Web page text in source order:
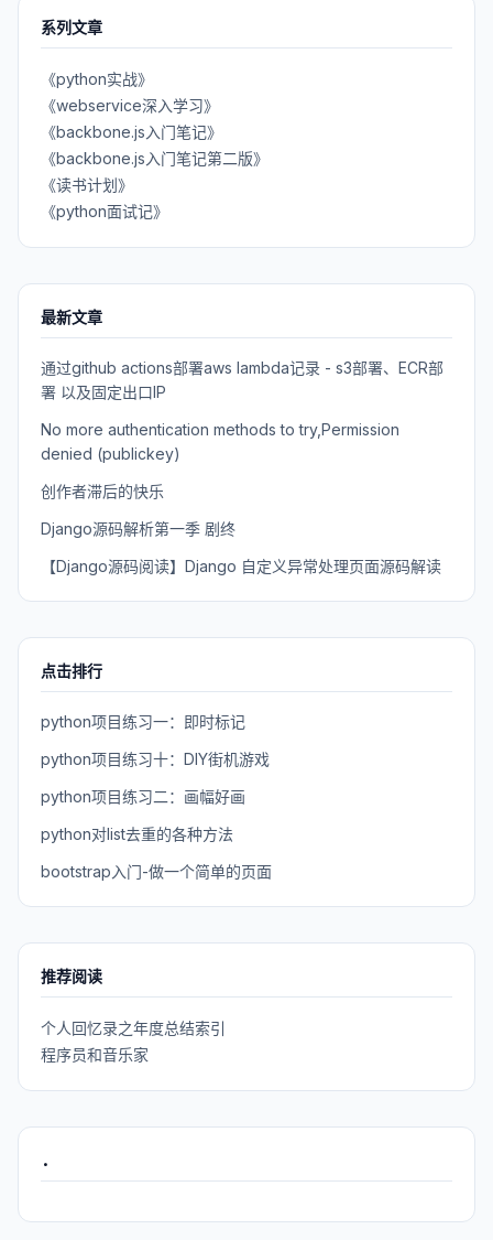
系列文章
《python实战》
《webservice深入学习》
《backbone.js入门笔记》
《backbone.js入门笔记第二版》
《读书计划》
《python面试记》
最新文章
通过github actions部署aws lambda记录 - s3部署、ECR部
署 以及固定出口IP
No more authentication methods to try,Permission
denied (publickey)
创作者滞后的快乐
Django源码解析第一季 剧终
【Django源码阅读】Django 自定义异常处理页面源码解读
点击排行
python项目练习一：即时标记
python项目练习十：DIY街机游戏
python项目练习二：画幅好画
python对list去重的各种方法
bootstrap入门-做一个简单的页面
推荐阅读
个人回忆录之年度总结索引
程序员和音乐家
.